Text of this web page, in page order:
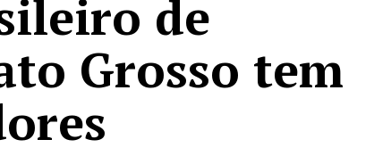
de
Grosso tem